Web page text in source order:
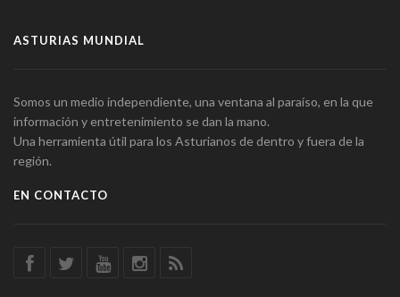
ASTURIAS MUNDIAL
Somos un medio independiente, una ventana al paraíso, en la que
información y entretenimiento se dan la mano.
Una herramienta útil para los Asturianos de dentro y fuera de la
región.
EN CONTACTO